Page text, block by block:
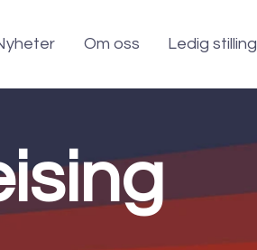
Om oss Ledig stilling